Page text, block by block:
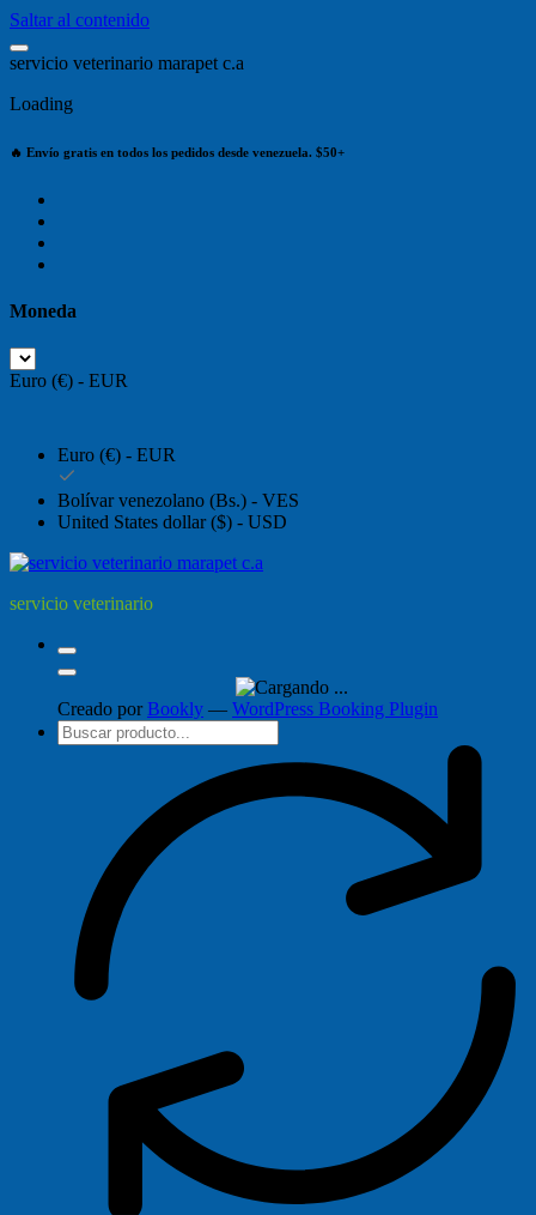
Saltar al contenido
servicio veterinario marapet c.a
Loading
🔥 Envío gratis en todos los pedidos desde venezuela. $50+
Moneda
Euro (€) - EUR
Euro (€) - EUR
Bolívar venezolano (Bs.) - VES
United States dollar ($) - USD
servicio veterinario
Creado por Bookly — WordPress Booking Plugin